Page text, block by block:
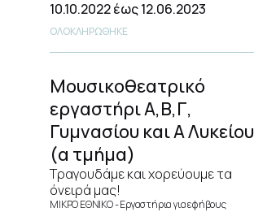
10.10.2022έως 12.06.2023
ΟΛΟΚΛΗΡΩΘΗΚΕ
Μουσικοθεατρικό
εργαστήρι Α,Β,Γ,
Γυμνασίου και Α Λυκείου
(α τμήμα)
Τραγουδάμε και χορεύουμε τα
όνειρά μας!
ΜΙΚΡΟ ΕΘΝΙΚΟ Εργαστήρια για εφήβους